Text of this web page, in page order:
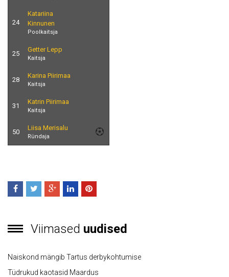
24
Katariina
Kinnunen
Poolkaitsja
25
Getter Lepp
Kaitsja
28
Karina Piirimaa
Kaitsja
31
Katrin Piirimaa
Kaitsja
50
Liisa Merisalu
Ründaja
Viimased uudised
Naiskond mängib Tartus derbykohtumise
Tüdrukud kaotasid Maardus